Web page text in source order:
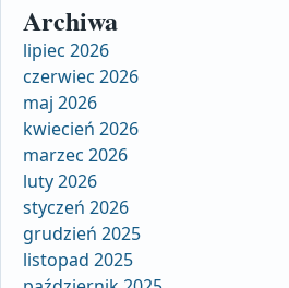
Archiwa
lipiec 2026
czerwiec 2026
maj 2026
kwiecień 2026
marzec 2026
luty 2026
styczeń 2026
grudzień 2025
listopad 2025